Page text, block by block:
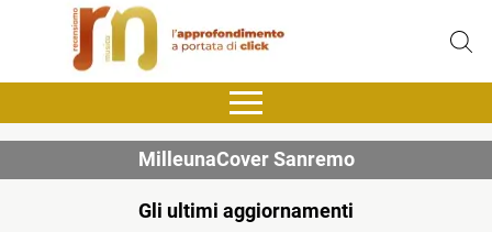
MilleunaCover Sanremo
Gli ultimi aggiornamenti